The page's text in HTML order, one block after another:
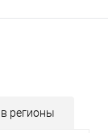
регионы